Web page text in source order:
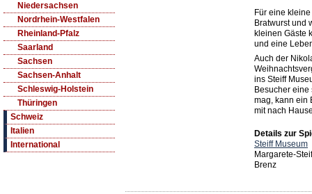
Niedersachsen
Nordrhein-Westfalen
Rheinland-Pfalz
Saarland
Sachsen
Sachsen-Anhalt
Schleswig-Holstein
Thüringen
Schweiz
Italien
International
Für eine
Bratwurst und
kleinen Gäste
und eine
Auch der
ins Steiff
Besucher
mag, kann ein
mit nach
Details zur
Steiff Museum
Margarete-
Brenz